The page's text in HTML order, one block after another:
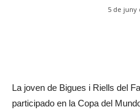
5 de juny
La joven de Bigues i Riells del
participado en la Copa del